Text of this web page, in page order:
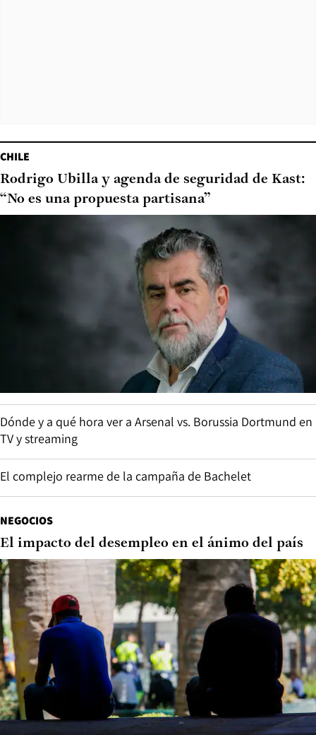
CHILE
Rodrigo Ubilla y agenda de seguridad de Kast:
“No es una propuesta partisana”
Dónde y a qué hora ver a Arsenal vs. Borussia Dortmund en
TV y streaming
El complejo rearme de la campaña de Bachelet
NEGOCIOS
El impacto del desempleo en el ánimo del país